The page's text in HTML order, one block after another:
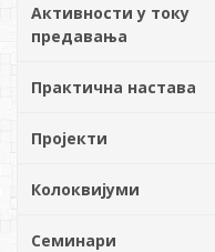
Активности у току
предавања
Практична настава
Пројекти
Колоквијуми
Семинари